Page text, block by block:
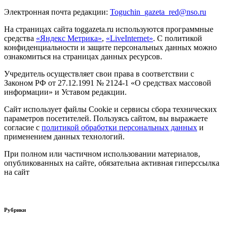
Электронная почта редакции: Toguchin gazeta red@nso.ru
На страницах сайта toggazeta.ru используются программные
средства «Яндекс Метрика», «LiveInternet». С политикой
конфиденциальности и защите персональных данных можно
ознакомиться на страницах данных ресурсов.
Учредитель осуществляет свои права в соответствии с
Законом РФ от 27.12.1991 № 2124-1 «О средствах массовой
информации» и Уставом редакции.
Сайт использует файлы Cookie и сервисы сбора технических
параметров посетителей. Пользуясь сайтом, вы выражаете
согласие с политикой обработки персональных данных и
применением данных технологий.
При полном или частичном использовании материалов,
опубликованных на сайте, обязательна активная гиперссылка
на сайт
Рубрики